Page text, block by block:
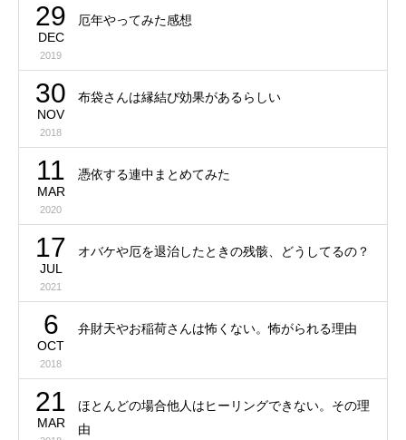
29
DEC
2019
厄年やってみた感想
30
NOV
2018
布袋さんは縁結び効果があるらしい
11
MAR
2020
憑依する連中まとめてみた
17
JUL
2021
オバケや厄を退治したときの残骸、どうしてるの？
6
OCT
2018
弁財天やお稲荷さんは怖くない。怖がられる理由
21
MAR
ほとんどの場合他人はヒーリングできない。その理
由